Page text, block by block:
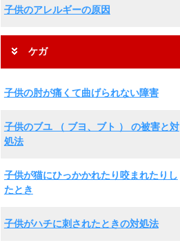
子供のアレルギーの原因
ケガ
子供の肘が痛くて曲げられない障害
子供のブユ （ ブヨ、ブト ） の被害と対
処法
子供が猫にひっかかれたり咬まれたりし
たとき
子供がハチに刺されたときの対処法